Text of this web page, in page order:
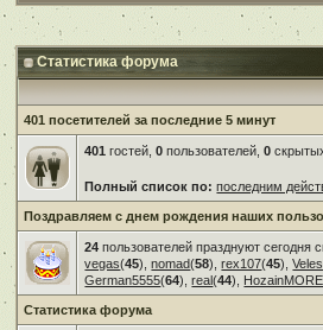
Статистика форума
401 посетителей за последние 5 минут
401 гостей,0 пользователей,0
Полный список по: последним
Поздравляем с днем рождения наших
24 пользователей празднуют сегодня
vegas(45),nomad(58),rex107(45),Veles
German5555(64),real(44),
Статистика форума